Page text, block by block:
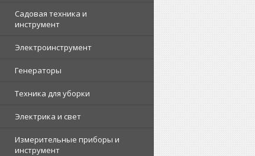
Садовая техника и
инструмент
Электроинструмент
Генераторы
Техника для уборки
Электрика и свет
Измерительные приборы и
инструмент